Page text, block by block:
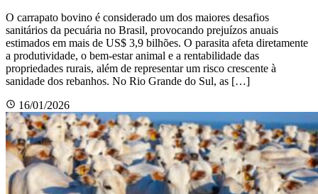
O carrapato bovino é considerado um dos maiores desafios
sanitários da pecuária no Brasil, provocando prejuízos anuais
estimados em mais de US$ 3,9 bilhões. O parasita afeta diretamente
a produtividade, o bem-estar animal e a rentabilidade das
propriedades rurais, além de representar um risco crescente à
sanidade dos rebanhos. No Rio Grande do Sul, as […]
16/01/2026